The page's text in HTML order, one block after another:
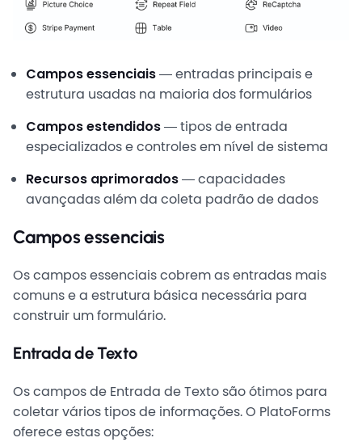
Campos essenciais— entradas principais e
estrutura usadas na maioria dos formulários
Campos estendidos— tipos de entrada
especializados e controles em nível de sistema
Recursos aprimorados— capacidades
avançadas além da coleta padrão de dados
Campos essenciais
Os campos essenciais cobrem as entradas mais
comuns e a estrutura básica necessária para
construir um formulário.
Entrada de Texto
Os campos de Entrada de Texto são ótimos para
coletar vários tipos de informações. O PlatoForms
oferece estas opções: